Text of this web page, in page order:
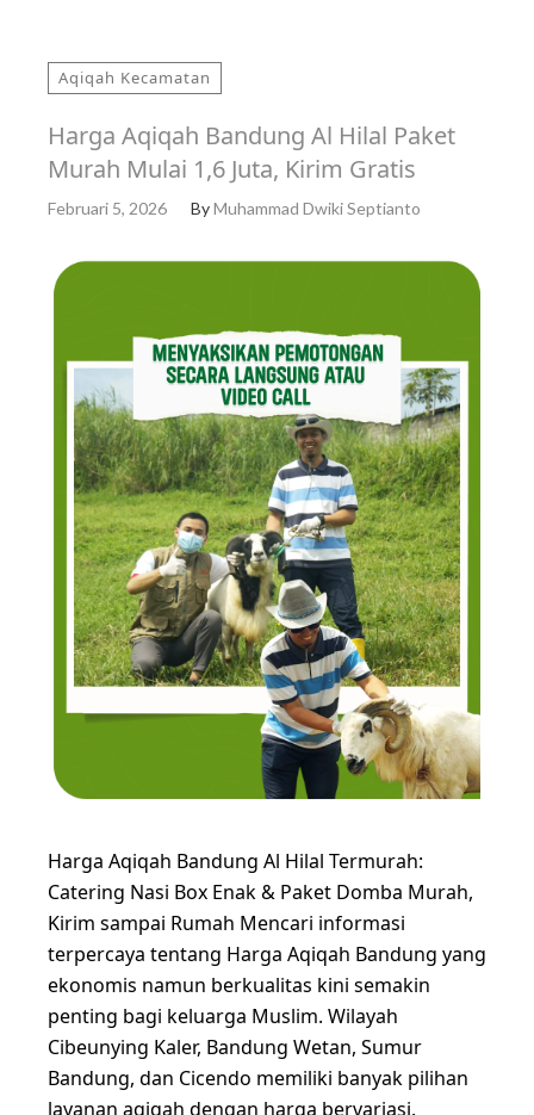
Aqiqah Kecamatan
Harga Aqiqah Bandung Al Hilal Paket
Murah Mulai 1,6 Juta, Kirim Gratis
Februari 5, 2026 ByMuhammad Dwiki Septianto
Harga Aqiqah Bandung Al Hilal Termurah:
Catering Nasi Box Enak & Paket Domba Murah,
Kirim sampai Rumah Mencari informasi
terpercaya tentang Harga Aqiqah Bandung yang
ekonomis namun berkualitas kini semakin
penting bagi keluarga Muslim. Wilayah
Cibeunying Kaler, Bandung Wetan, Sumur
Bandung, dan Cicendo memiliki banyak pilihan
layanan aqiqah dengan harga bervariasi.